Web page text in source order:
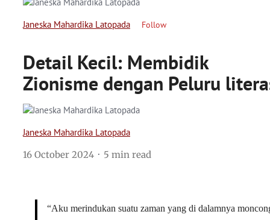
Janeska Mahardika Latopada Follow
Detail Kecil: Membidik
Zionisme dengan Peluru
Janeska Mahardika Latopada
16 October 2024
5 min read
“Aku merindukan suatu zaman yang di dalamnya